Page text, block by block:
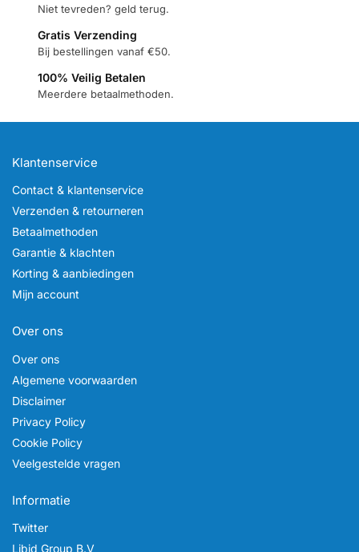
Niet tevreden? geld terug.
Gratis Verzending
Bij bestellingen vanaf €50.
100% Veilig Betalen
Meerdere betaalmethoden.
Klantenservice
Contact & klantenservice
Verzenden & retourneren
Betaalmethoden
Garantie & klachten
Korting & aanbiedingen
Mijn account
Over ons
Over ons
Algemene voorwaarden
Disclaimer
Privacy Policy
Cookie Policy
Veelgestelde vragen
Informatie
Twitter
Libid Group B.V